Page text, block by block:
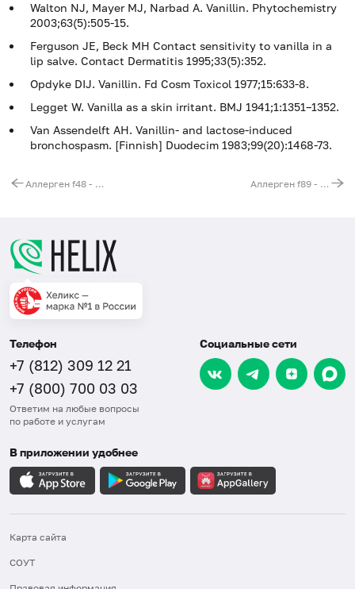
Walton NJ, Mayer MJ, Narbad A. Vanillin. Phytochemistry
2003;63(5):505-15.
Ferguson JE, Beck MH Contact sensitivity to vanilla in a
lip salve. Contact Dermatitis 1995;33(5):352.
Opdyke DIJ. Vanillin. Fd Cosm Toxicol 1977;15:633-8.
Legget W. Vanilla as a skin irritant. BMJ 1941;1:1351–1352.
Van Assendelft AH. Vanillin- and lactose-induced
bronchospasm. [Finnish] Duodecim 1983;99(20):1468-73.
Аллерген f48 - лук, IgE Аллерген f89 - горчица, IgE
Телефон
+7 (812) 309 12 21
+7 (800) 700 03 03
Ответим на любые вопросы
по работе и услугам
Социальные сети
В приложении удобнее
Карта сайта
СОУТ